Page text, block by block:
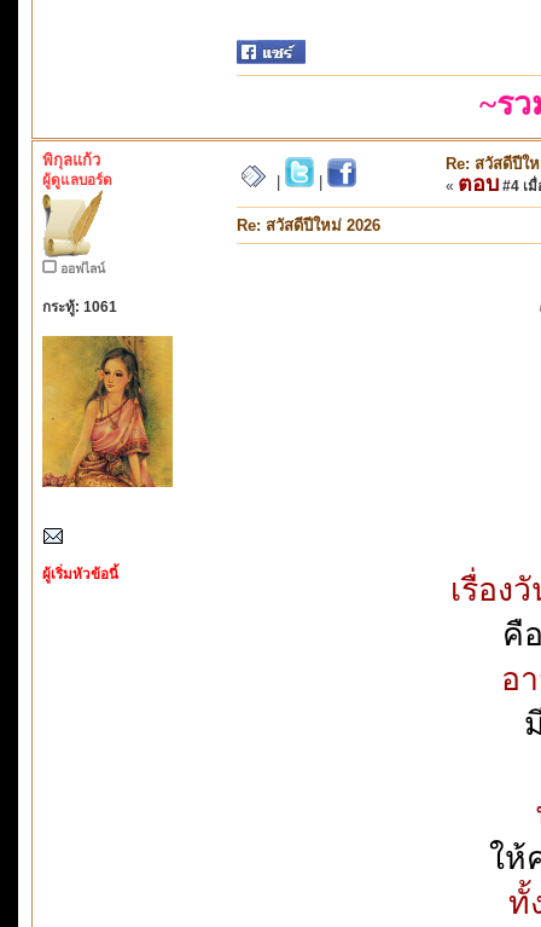
~ร
พิกุลแก้ว
ผู้ดูแลบอร์ด
ออฟไลน์
กระทู้: 1061
ผู้เริ่มหัวข้อนี้
Re: สวัสดีปีใ
« ตอบ #4 เมื่
Re: สวัสดีปีใหม่ 2026
เรื่อง
คื
อ
ให้
ทั้